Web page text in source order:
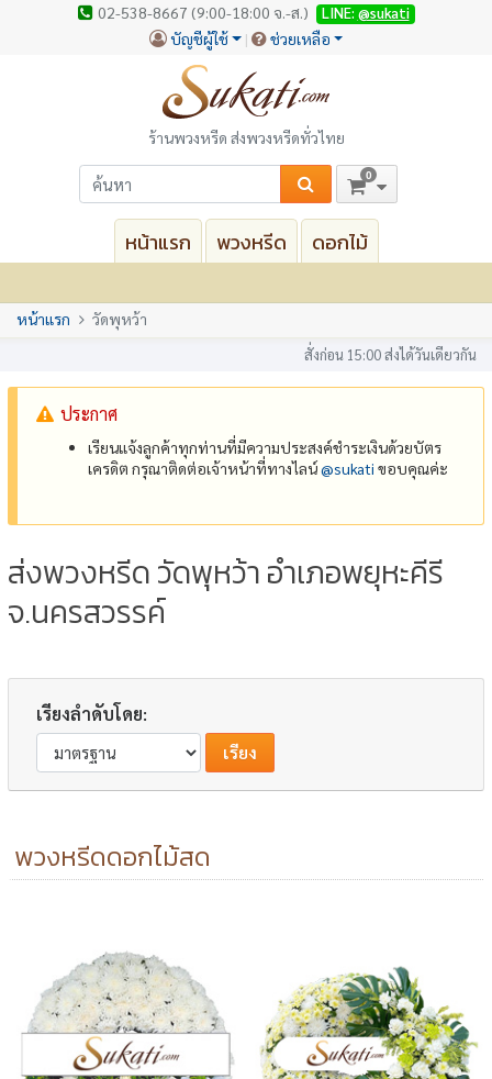
02-538-8667 (9:00-18:00 จ.-ส.) LINE: @sukati
บัญชีผู้ใช้ ช่วยเหลือ
ร้านพวงหรีด ส่งพวงหรีดทั่วไทย
0
หน้าแรก พวงหรีด ดอกไม้
หน้าแรก วัดพุหว้า
สั่งก่อน 15:00 ส่งได้วันเดียวกัน
ประกาศ
เรียนแจ้งลูกค้าทุกท่านที่มีความประสงค์ชำระเงินด้วยบัตร
เครดิต กรุณาติดต่อเจ้าหน้าที่ทางไลน์@‌sukati ขอบคุณค่ะ
ส่งพวงหรีด วัดพุหว้า อำเภอพยุหะคีรี
จ.นครสวรรค์
เรียงลำดับโดย:
พวงหรีดดอกไม้สด